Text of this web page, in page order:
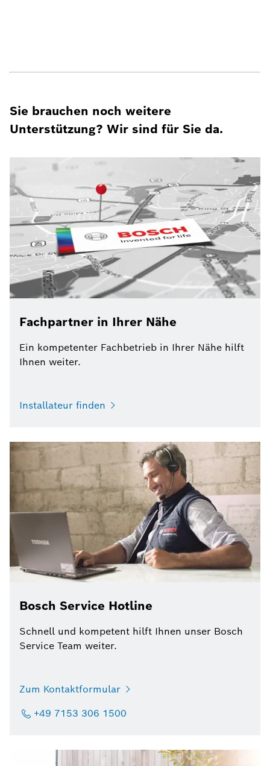
Sie brauchen noch weitere
Unterstützung? Wir sind für Sie da.
Fachpartner in Ihrer Nähe
Ein kompetenter Fachbetrieb in Ihrer Nähe hilft
Ihnen weiter.
Installateur finden
Bosch Service Hotline
Schnell und kompetent hilft Ihnen unser Bosch
Service Team weiter.
Zum Kontaktformular
+49 7153 306 1500